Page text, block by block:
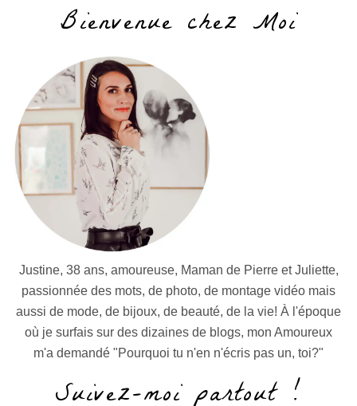
Bienvenue chez Moi
Justine, 38 ans, amoureuse, Maman de Pierre et Juliette,
passionnée des mots, de photo, de montage vidéo mais
aussi de mode, de bijoux, de beauté, de la vie! À l'époque
où je surfais sur des dizaines de blogs, mon Amoureux
m'a demandé "Pourquoi tu n'en n'écris pas un, toi?"